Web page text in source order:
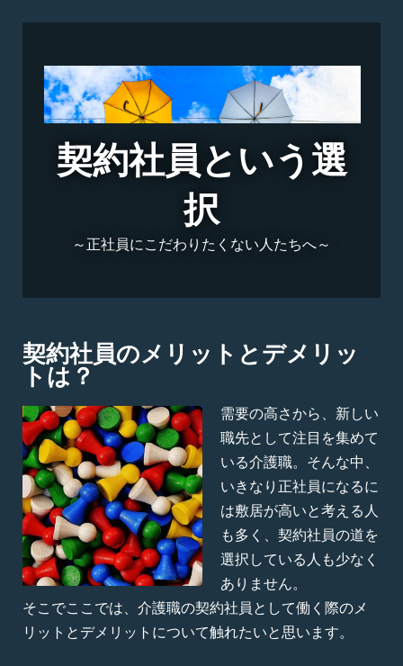
契約社員という選
択
～正社員にこだわりたくない人たちへ～
契約社員のメリットとデメリッ
トは？
需要の高さから、新しい
職先として注目を集めて
いる介護職。そんな中、
いきなり正社員になるに
は敷居が高いと考える人
も多く、契約社員の道を
選択している人も少なく
ありません。
そこでここでは、介護職の契約社員として働く際のメ
リットとデメリットについて触れたいと思います。